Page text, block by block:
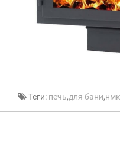
Теги: печь,для бани,нмк